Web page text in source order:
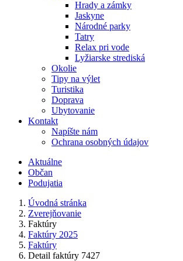
Hrady a zámky
Jaskyne
Národné parky
Tatry
Relax pri vode
Lyžiarske strediská
Okolie
Tipy na výlet
Turistika
Doprava
Ubytovanie
Kontakt
Napíšte nám
Ochrana osobných údajov
Aktuálne
Občan
Podujatia
Úvodná stránka
Zverejňovanie
Faktúry
Faktúry 2025
Faktúry
Detail faktúry 7427